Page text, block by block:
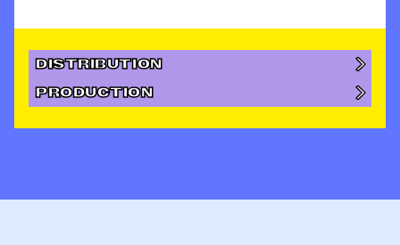
DISTRIBUTION
PRODUCTION